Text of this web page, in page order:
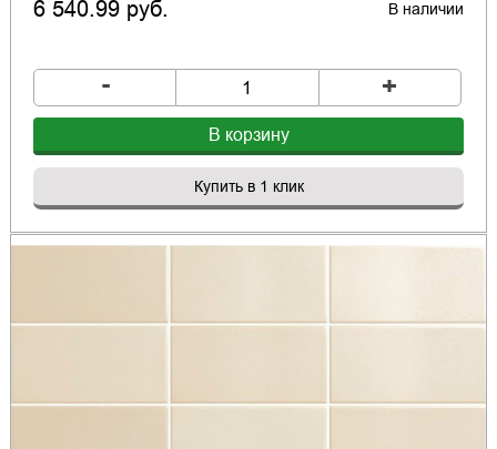
6 540.99 руб. В наличии
- +
В корзину
Купить в 1 клик